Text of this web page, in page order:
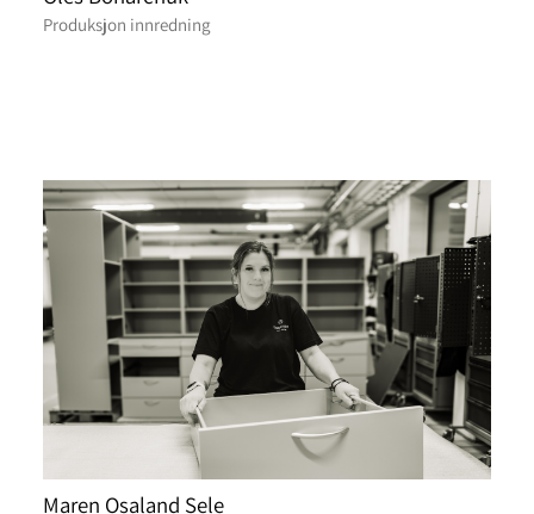
Produksjon innredning
Maren Osaland Sele